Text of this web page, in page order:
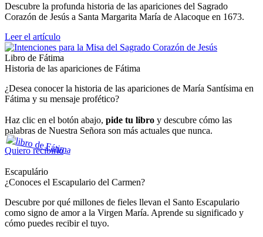
Descubre la profunda historia de las apariciones del Sagrado
Corazón de Jesús a Santa Margarita María de Alacoque en 1673.
Leer el artículo
Libro de Fátima
Historia de las apariciones de Fátima
¿Desea conocer la historia de las apariciones de María Santísima en
Fátima y su mensaje profético?
Haz clic en el botón abajo, pide tu libro y descubre cómo las
palabras de Nuestra Señora son más actuales que nunca.
Quiero recibirlo
Escapulário
¿Conoces el Escapulario del Carmen?
Descubre por qué millones de fieles llevan el Santo Escapulario
como signo de amor a la Virgen María. Aprende su significado y
cómo puedes recibir el tuyo.